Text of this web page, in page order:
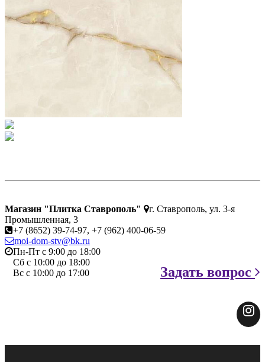
Магазин "Плитка Ставрополь"
г. Ставрополь, ул. 3-я
Промышленная, 3
+7 (8652) 39-74-97, +7 (962) 400-06-59
moi-dom-stv@bk.ru
Пн-Пт с 9:00 до 18:00
Сб с 10:00 до 18:00
Вс с 10:00 до 17:00
Задать вопрос